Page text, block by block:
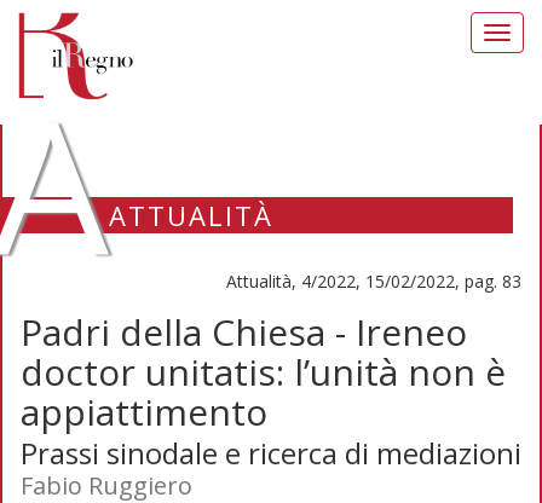
ATTUALITÀ
Attualità, 4/2022, 15/02/2022, pag. 83
Padri della Chiesa - Ireneo
doctor unitatis: l’unità non è
appiattimento
Prassi sinodale e ricerca di mediazioni
Fabio Ruggiero